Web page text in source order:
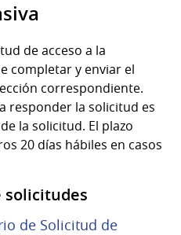
de acceso a la
completar y enviar el
correspondiente.
responder la solicitud es
la solicitud. El plazo
20 días hábiles en casos
solicitudes
de Solicitud de